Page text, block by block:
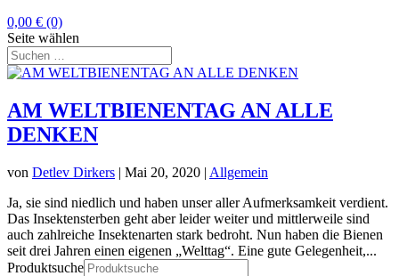
0,00 € (0)
Seite wählen
AM WELTBIENENTAG AN ALLE
DENKEN
von Detlev Dirkers | Mai 20, 2020 | Allgemein
Ja, sie sind niedlich und haben unser aller Aufmerksamkeit verdient.
Das Insektensterben geht aber leider weiter und mittlerweile sind
auch zahlreiche Insektenarten stark bedroht. Nun haben die Bienen
seit drei Jahren einen eigenen „Welttag“. Eine gute Gelegenheit,...
Produktsuche